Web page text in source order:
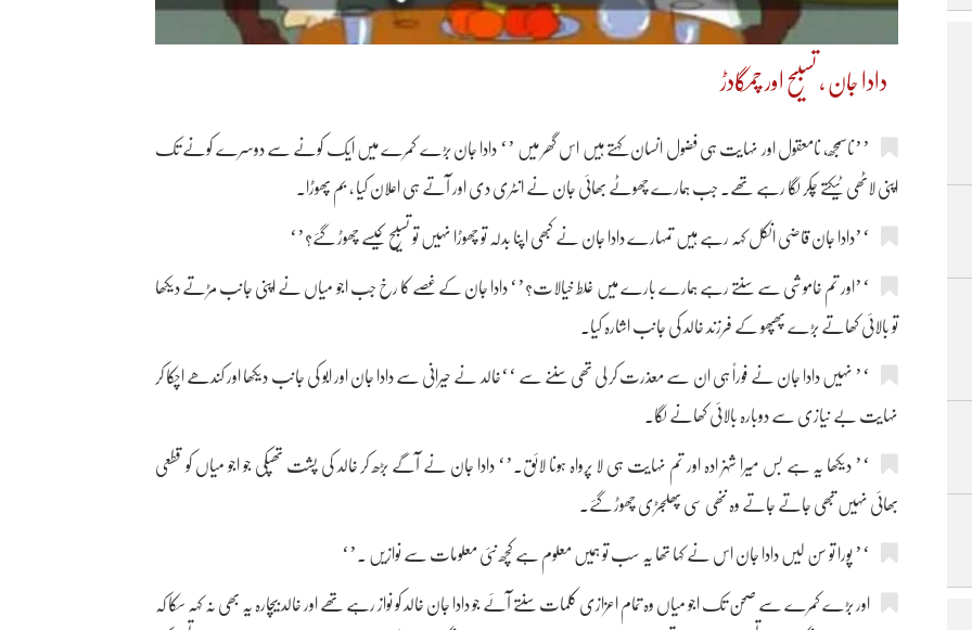
دادا جان ، تسبیح اور چمگادڑ
’’ناسمجھ، نامعقول اور نہایت ہی فضول انسان کہتے ہیں اس گھر میں ’‘ دادا جان بڑے کمرے میں ایک کونے سے دوسرے کونے تک
اپنی لاٹھی ٹیکتے چکر لگا رہے تھے۔ جب ہمارے چھوٹے بھائی جان نے انٹری دی اور آتے ہی اعلان کیا ، بم پھوڑا۔
‘’دادا جان قاضی انکل کہہ رہے ہیں تمہارے دادا جان نے کبھی اپنا بدلہ تو چھوڑا نہیں تو تسبیح کیسے چھوڑ گئے؟’‘
‘’اور تم خاموشی سے سنتے رہے ہمارے بارے میں غلط خیالات؟’‘ دادا جان کے غصے کا رخ جب اجو میاں نے اپنی جانب مڑتے دیکھا
تو بالائی کھاتے بڑے پھپھو کے فرزند خالد کی جانب اشارہ کیا۔
‘’ نہیں دادا جان نے فوراً ہی ان سے معذرت کر لی تھی سننے سے ‘‘خالد نے حیرانی سے دادا جان اور ابو کی جانب دیکھا اور کندھے اچکا کر
نہایت بے نیازی سے دوبارہ بالائی کھانے لگا۔
‘’ دیکھا یہ ہے بس میرا شہزادہ اور تم نہایت ہی لا پرواہ ہونا لائق۔’‘ دادا جان نے آگے بڑھ کر خالد کی پشت تھپکی جو اجو میاں کو قطعی
بھائی نہیں تبھی جاتے جاتے وہ ننھی سی پھلجڑی چھوڑ گئے۔
‘’ پورا تو سن لیں دادا جان اس نے کہا تھا یہ سب تو ہمیں معلوم ہے کچھ نئی معلومات سے نوازیں ۔’‘
اور بڑے کمرے سے صحن تک اجو میاں وہ تمام اعزازی کلمات سنتے آئے جو دادا جان خالد کو نواز رہے تھے اور خالد بیچارہ یہ بھی نہ کہہ سکا کہ